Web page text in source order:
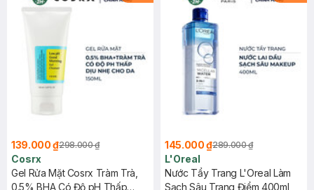
139.000 ₫298.000 ₫
Cosrx
Gel Rửa Mặt Cosrx Tràm Trà,
0.5% BHA Có Độ pH Thấp
145.000 ₫289.000 ₫
L'Oreal
Nước Tẩy Trang L'Oreal Làm
Sạch Sâu Trang Điểm 400ml